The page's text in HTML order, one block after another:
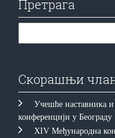
Претрага
Скорашњи
Учешће наставника
конференцији у Београду
XIV Међународна